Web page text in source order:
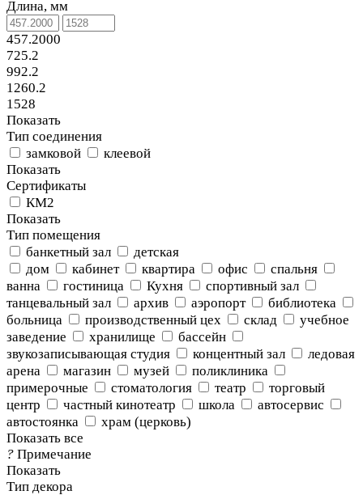
Длина, мм
457.2000
725.2
992.2
1260.2
1528
Показать
Тип соединения
замковой
клеевой
Показать
Сертификаты
КМ2
Показать
Тип помещения
банкетный зал
детская
дом
кабинет квартира офис
спальня
ванна
гостиница Кухня
спортивный зал
танцевальный зал
архив аэропорт
библиотека
больница
производственный цех склад
учебное
заведение
хранилище
бассейн
звукозаписывающая студия
концентный зал
ледовая
арена
магазин музей
поликлиника
примерочные
стоматология театр
торговый
центр
частный кинотеатр школа
автосервис
автостоянка
храм (церковь)
Показать все
? Примечание
Показать
Тип декора